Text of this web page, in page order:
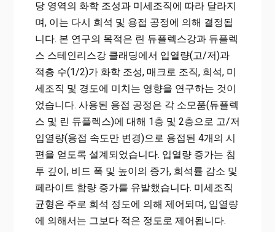
당 영역의 화학 조성과 미세조직에 따라 달라지
며, 이는 다시 희석 및 용접 공정에 의해 결정됩
니다. 본 연구의 목적은 린 듀플렉스강과 듀플렉
스 스테인리스강 클래딩에서 입열량(고/저)과
적층 수(1/2)가 화학 조성, 매크로 조직, 희석, 미
세조직 및 경도에 미치는 영향을 연구하는 것이
었습니다. 사용된 용접 공정은 각 소모품(듀플렉
스 및 린 듀플렉스)에 대해 1층 및 2층으로 고/저
입열량(용접 속도만 변경)으로 용접된 4개의 시
편을 얻도록 설계되었습니다. 입열량 증가는 침
투 깊이, 비드 폭 및 높이의 증가, 희석률 감소 및
페라이트 함량 증가를 유발했습니다. 미세조직
균형은 주로 희석 정도에 의해 제어되며, 입열량
에 의해서는 그보다 적은 정도로 제어됩니다.